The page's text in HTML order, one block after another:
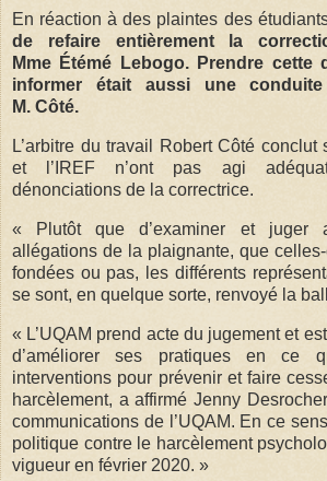
En réaction à des plaintes des
de refaire entièrement la
Mme Étémé Lebogo. Prendre cette
informer était aussi une
M. Côté.
L’arbitre du travail Robert Côté conclut
et l’IREF n’ont pas agi
dénonciations de la correctrice.
« Plutôt que d’examiner et juger
allégations de la plaignante, que
fondées ou pas, les différents
se sont, en quelque sorte, renvoyé la
« L’UQAM prend acte du jugement et
d’améliorer ses pratiques en
interventions pour prévenir et faire
harcèlement, a affirmé Jenny
communications de l’UQAM. En ce
politique contre le harcèlement
vigueur en février 2020. »